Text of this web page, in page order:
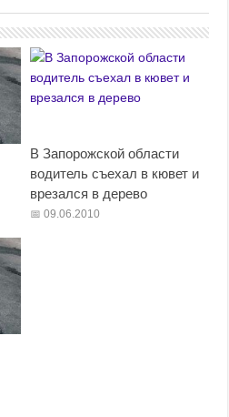
В Запорожской области
водитель съехал в кювет и
врезался в дерево
09.06.2010